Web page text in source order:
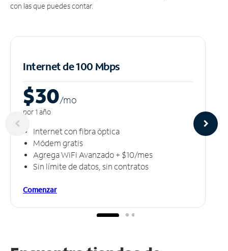
con las que puedes contar.
Internet de 100 Mbps
$30/mo
por 1 año
Internet con fibra óptica
Módem gratis
Agrega WiFi Avanzado + $10/mes
Sin límite de datos, sin contratos
Comenzar